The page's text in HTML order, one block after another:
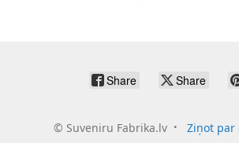
Share Share
© Suveniru Fabrika.lv Ziņot par